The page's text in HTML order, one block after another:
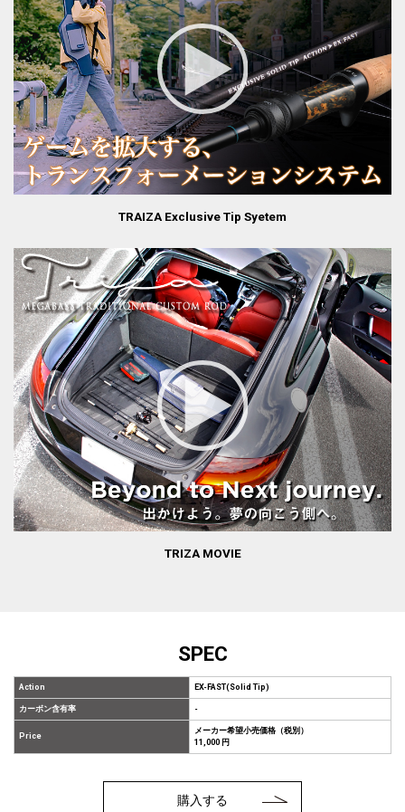
TRAIZA Exclusive Tip Syetem
TRIZA MOVIE
SPEC
Action EX-FAST(Solid Tip)
カーボン含有率 -
Price
メーカー希望小売価格（税別）
11,000 円
購入する